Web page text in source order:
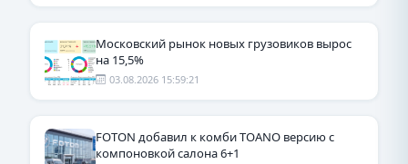
Московский рынок новых грузовиков вырос
на 15,5%
03.08.2026 15:59:21
FOTON добавил к комби TOANO версию с
компоновкой салона 6+1